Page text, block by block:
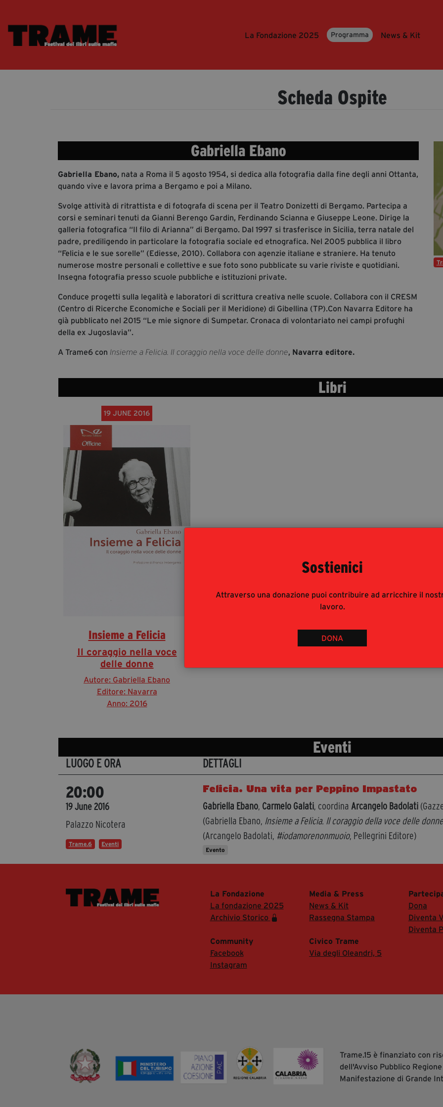
Sostienici
Attraverso una donazione puoi contribuire ad arricchire il
lavoro.
DONA
La Fondazione 2025 Programma News & Kit
Scheda Ospite
Gabriella Ebano
Gabriella Ebano, nata a Roma il 5 agosto 1954, si dedica alla fotografia dalla fine degli anni Ottanta,
quando vive e lavora prima a Bergamo e poi a Milano.
Svolge attività di ritrattista e di fotografa di scena per il Teatro Donizetti di Bergamo. Partecipa a
corsi e seminari tenuti da Gianni Berengo Gardin, Ferdinando Scianna e Giuseppe Leone. Dirige la
galleria fotografica “Il filo di Arianna” di Bergamo. Dal 1997 si trasferisce in Sicilia, terra natale del
padre, prediligendo in particolare la fotografia sociale ed etnografica. Nel 2005 pubblica il libro
“Felicia e le sue sorelle” (Ediesse, 2010). Collabora con agenzie italiane e straniere. Ha tenuto
numerose mostre personali e collettive e sue foto sono pubblicate su varie riviste e quotidiani.
Insegna fotografia presso scuole pubbliche e istituzioni private.
Conduce progetti sulla legalità e laboratori di scrittura creativa nelle scuole. Collabora con il CRESM
(Centro di Ricerche Economiche e Sociali per il Meridione) di Gibellina (TP).Con Navarra Editore ha
già pubblicato nel 2015 “Le mie signore di Sumpetar. Cronaca di volontariato nei campi profughi
della ex Jugoslavia”.
A Trame6 con Insieme a Felicia. Il coraggio nella voce delle donne, Navarra editore.
Libri
19 JUNE 2016
Insieme a Felicia
Il coraggio nella voce
delle donne
Autore: Gabriella Ebano
Editore: Navarra
Anno: 2016
Eventi
LUOGO E ORA DETTAGLI
20:00
19 June 2016
Palazzo Nicotera
Trame.6 Eventi
Felicia. Una vita per Peppino Impastato
Gabriella Ebano, Carmelo Galati, coordina Arcangelo Badolati
(Gabriella Ebano, Insieme a Felicia. Il coraggio della voce delle donne
(Arcangelo Badolati, #iodamorenonmuoio, Pellegrini Editore)
Evento
La Fondazione
La fondazione 2025
Archivio Storico
Media & Press
News & Kit
Rassegna Stampa
Dona
Diventa
Diventa
Community
Facebook
Instagram
Civico Trame
Via degli Oleandri, 5
Trame.15 è finanziato con
dell'Avviso Pubblico
Manifestazione di Grande